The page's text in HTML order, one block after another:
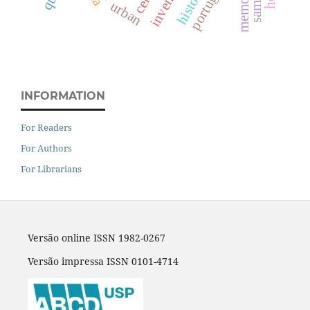
urban
INFORMATION
For Readers
For Authors
For Librarians
Versão online ISSN 1982-0267
Versão impressa ISSN 0101-4714